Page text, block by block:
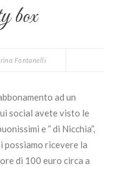
box
Fontanelli
ad un
social avete visto le
e ” di Nicchia”,
possiamo ricevere la
di 100 euro circa a